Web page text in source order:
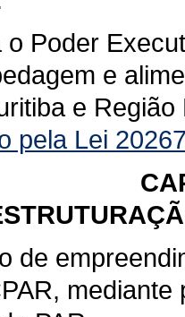
o Poder
e
e
pela Lei
de